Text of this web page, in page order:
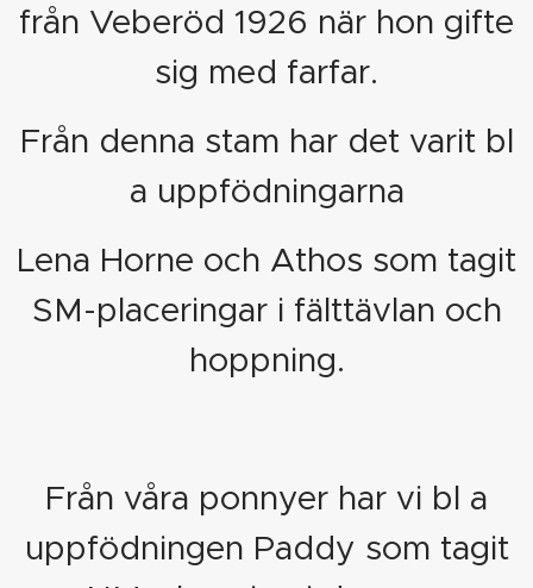
från Veberöd 1926 när hon gifte
sig med farfar.
Från denna stam har det varit bl
a uppfödningarna
Lena Horne och Athos som tagit
SM-placeringar i fälttävlan och
hoppning.
Från våra ponnyer har vi bl a
uppfödningen Paddy som tagit